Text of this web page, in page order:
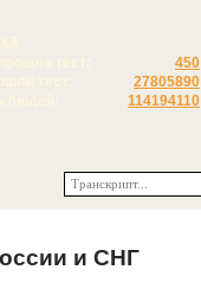
450
27805890
114194110
и СНГ